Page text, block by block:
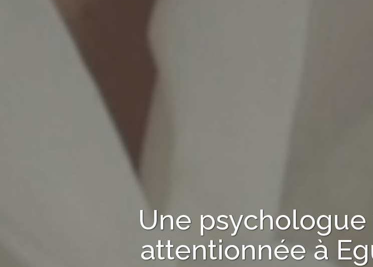
Une psychologue
attentionnée à